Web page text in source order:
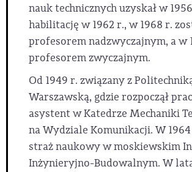
nauk technicznych uzyskał w
habilitację w 1962 r., w 1968 r.
profesorem nadzwyczajnym, a w
profesorem zwyczajnym.
Od 1949 r. związany z
Warszawską, gdzie rozpoczął
asystent w Katedrze Mechaniki
na Wydziale Komunikacji. W
straż naukowy w moskiewskim
Inżynieryjno-Budowalnym. W